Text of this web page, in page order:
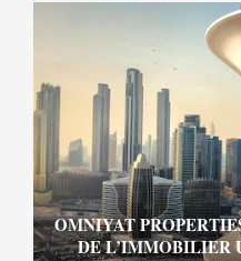
OMNIYAT
DE L’IMMOBILIER